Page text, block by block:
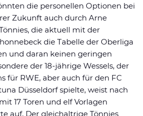
die personellen Optionen bei
Zukunft auch durch Arne
die aktuell mit der
die Tabelle der Oberliga
und daran keinen geringen
der 18-jährige Wessels, der
für RWE, aber auch für den FC
Düsseldorf spielte, weist nach
17 Toren und elf Vorlagen
auf. Der gleichaltrige Tönnies